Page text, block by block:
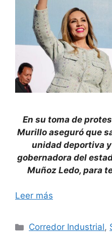
En su toma de
Murillo aseguró que
unidad deportiva
gobernadora del
Muñoz Ledo, para
Leer más
Categorías
Corredor Industrial,